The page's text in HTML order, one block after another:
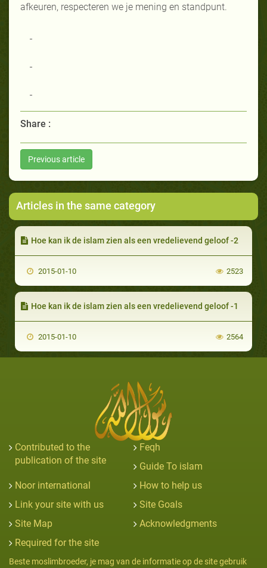
afkeuren, respecteren we je mening en standpunt.
Share :
Previous article
Articles in the same category
Hoe kan ik de islam zien als een vredelievend geloof -2
2015-01-10 2523
Hoe kan ik de islam zien als een vredelievend geloof -1
2015-01-10 2564
Contributed to the
publication of the site
Feqh
Guide To islam
Noor international
How to help us
Link your site with us
Site Goals
Site Map
Acknowledgments
Required for the site
Beste moslimbroeder, je mag van de informatie op de site gebruik